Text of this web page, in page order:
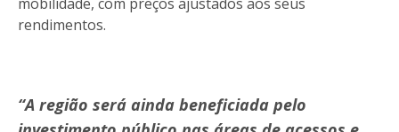
rendimentos.
“A região será ainda beneficiada pelo